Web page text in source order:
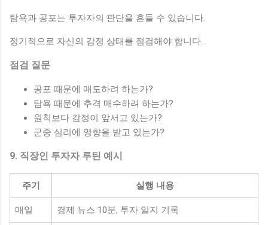
탐욕과 공포는 투자자의 판단을 흔들 수 있습니다.
정기적으로 자신의 감정 상태를 점검해야 합니다.
점검 질문
공포 때문에 매도하려 하는가?
탐욕 때문에 추격 매수하려 하는가?
원칙보다 감정이 앞서고 있는가?
군중 심리에 영향을 받고 있는가?
9. 직장인 투자자 루틴 예시
주기 실행 내용
매일 경제 뉴스 10분, 투자 일지 기록